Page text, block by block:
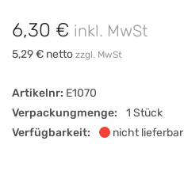
6,30 € inkl. MwSt
5,29 € netto zzgl. MwSt
Artikelnr: E1070
Verpackungmenge:
1 Stück
Verfügbarkeit:
nicht lieferbar